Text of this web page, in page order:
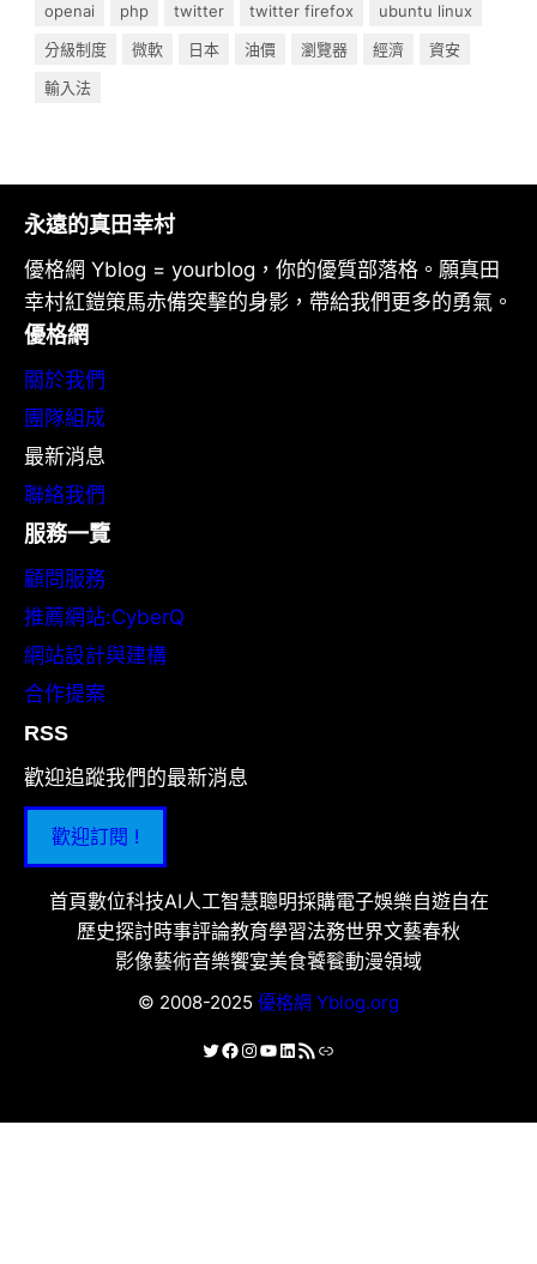
openai
php twitter twitter firefox
ubuntu linux
分級制度
微軟 日本 油價 瀏覽器 經濟
資安
輸入法
永遠的真田幸村
優格網 Yblog = yourblog，你的優質部落格。願真田
幸村紅鎧策馬赤備突擊的身影，帶給我們更多的勇氣。
優格網
關於我們
團隊組成
最新消息
聯絡我們
服務一覽
顧問服務
推薦網站:CyberQ
網站設計與建構
合作提案
RSS
歡迎追蹤我們的最新消息
歡迎訂閱 !
首頁數位科技AI人工智慧聰明採購電子娛樂自遊自在
歷史探討時事評論教育學習法務世界文藝春秋
影像藝術音樂饗宴美食饕餮動漫領域
© 2008-2025 優格網 Yblog.org
X Facebook
Instagram
YouTube
LinkedIn
RSS 資訊提供連結